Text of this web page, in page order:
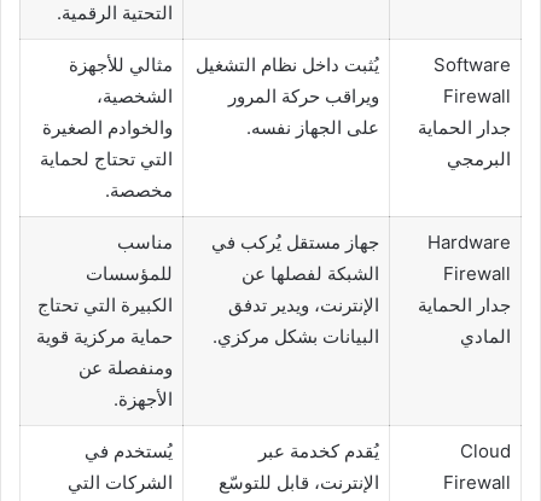
التحتية الرقمية.
Software
Firewall
جدار الحماية
البرمجي
يُثبت داخل نظام التشغيل
ويراقب حركة المرور
على الجهاز نفسه.
مثالي للأجهزة
الشخصية،
والخوادم الصغيرة
التي تحتاج لحماية
مخصصة.
Hardware
Firewall
جدار الحماية
المادي
جهاز مستقل يُركب في
الشبكة لفصلها عن
الإنترنت، ويدير تدفق
البيانات بشكل مركزي.
مناسب
للمؤسسات
الكبيرة التي تحتاج
حماية مركزية قوية
ومنفصلة عن
الأجهزة.
Cloud
Firewall
يُقدم كخدمة عبر
الإنترنت، قابل للتوسّع
يُستخدم في
الشركات التي